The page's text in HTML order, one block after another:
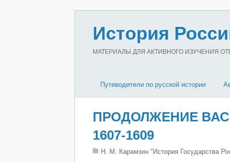
История
МАТЕРИАЛЫ ДЛЯ АКТИВНОГО ИЗУЧЕНИЯ
Путеводители по русской истории
ПРОДОЛЖЕНИЕ
1607-1609
Н. М. Карамзин "История Государства